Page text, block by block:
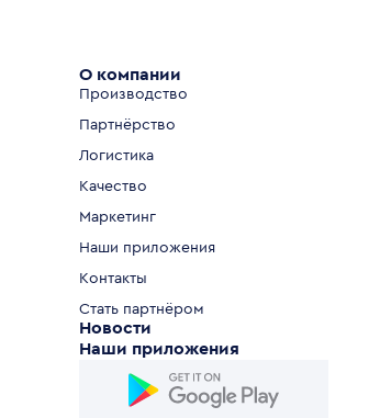
О компании
Производство
Партнёрство
Логистика
Качество
Маркетинг
Наши приложения
Контакты
Стать партнёром
Новости
Наши приложения